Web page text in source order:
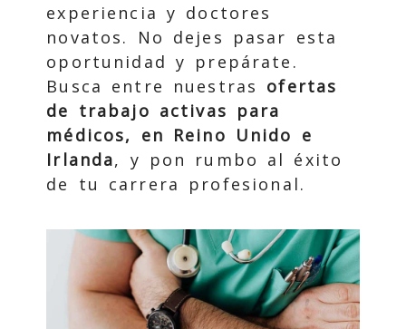
experiencia y doctores
novatos. No dejes pasar esta
oportunidad y prepárate.
Busca entre nuestras ofertas
de trabajo activas para
médicos, en Reino Unido e
Irlanda, y pon rumbo al éxito
de tu carrera profesional.